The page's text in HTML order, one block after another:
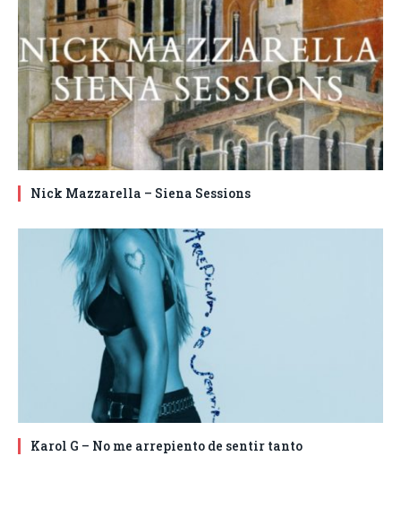
Nick Mazzarella – Siena Sessions
Karol G – No me arrepiento de sentir tanto